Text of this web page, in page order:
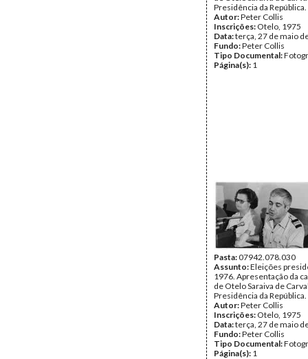
Presidência da República.
Autor:Peter Collis
Inscrições: Otelo, 1975
Data:terça, 27 de maio
Fundo:Peter Collis
Tipo Documental:
Página(s): 1
Pasta:07942.078.030
Assunto:Eleições
1976. Apresentação da
de Otelo Saraiva de
Presidência da República.
Autor:Peter Collis
Inscrições: Otelo, 1975
Data:terça, 27 de maio
Fundo:Peter Collis
Tipo Documental:
Página(s): 1